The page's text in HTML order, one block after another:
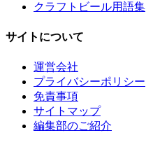
クラフトビール用語集
サイトについて
運営会社
プライバシーポリシー
免責事項
サイトマップ
編集部のご紹介